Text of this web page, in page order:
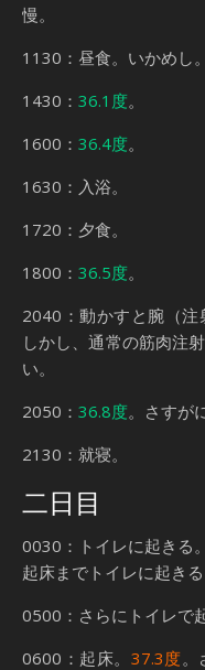
慢。
1130：昼食。いかめし。
1430： 36.1度。
1600： 36.4度。
1630：入浴。
1720：夕食。
1800： 36.5度。
2040：動かすと腕（注
しかし、通常の筋肉注
い。
2050： 36.8度。さすが
2130：就寝。
二日目
0030：トイレに起きる
起床までトイレに起きる
0500：さらにトイレで
0600：起床。 37.3度。